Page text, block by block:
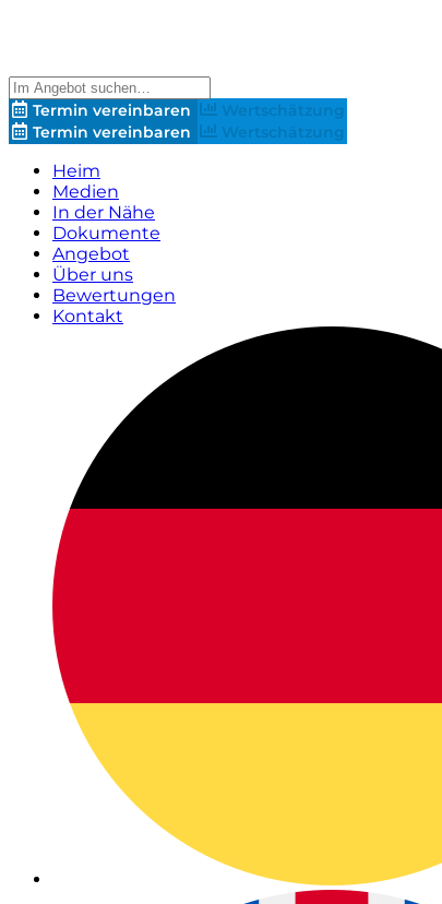
Termin vereinbaren
Wertschätzung
Termin vereinbaren
Wertschätzung
Heim
Medien
In der Nähe
Dokumente
Angebot
Über uns
Bewertungen
Kontakt